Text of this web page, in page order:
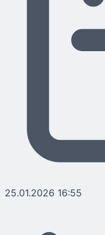
25.01.2026 16:55